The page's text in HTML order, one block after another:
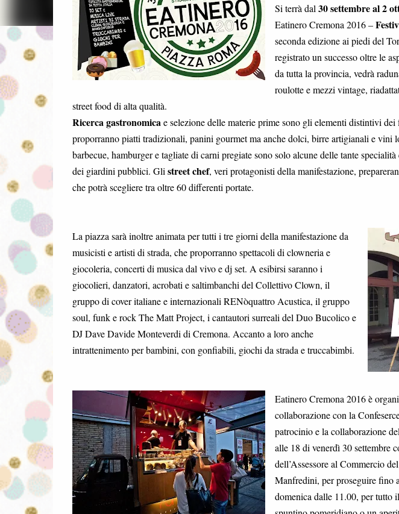
Si terrà dal 30 settembre al 2
Eatinero Cremona 2016 –
seconda edizione ai piedi del
registrato un successo oltre le
da tutta la provincia, vedrà
roulotte e mezzi vintage,
street food di alta qualità.
Ricerca gastronomica e selezione delle materie prime sono gli elementi distintivi
proporranno piatti tradizionali, panini gourmet ma anche dolci, birre artigianali e vini
barbecue, hamburger e tagliate di carni pregiate sono solo alcune delle tante
dei giardini pubblici. Gli street chef, veri protagonisti della manifestazione,
che potrà scegliere tra oltre 60 differenti portate.
La piazza sarà inoltre animata per tutti i tre giorni della manifestazione da
musicisti e artisti di strada, che proporranno spettacoli di clowneria e
giocoleria, concerti di musica dal vivo e dj set. A esibirsi saranno i
giocolieri, danzatori, acrobati e saltimbanchi del Collettivo Clown, il
gruppo di cover italiane e internazionali RENòquattro Acustica, il gruppo
soul, funk e rock The Matt Project, i cantautori surreali del Duo Bucolico e
DJ Dave Davide Monteverdi di Cremona. Accanto a loro anche
intrattenimento per bambini, con gonfiabili, giochi da strada e truccabimbi.
Eatinero Cremona 2016 è
collaborazione con la
patrocinio e la collaborazione
alle 18 di venerdì 30 settembre
dell’Assessore al Commercio
Manfredini, per proseguire fino
domenica dalle 11.00, per tutto